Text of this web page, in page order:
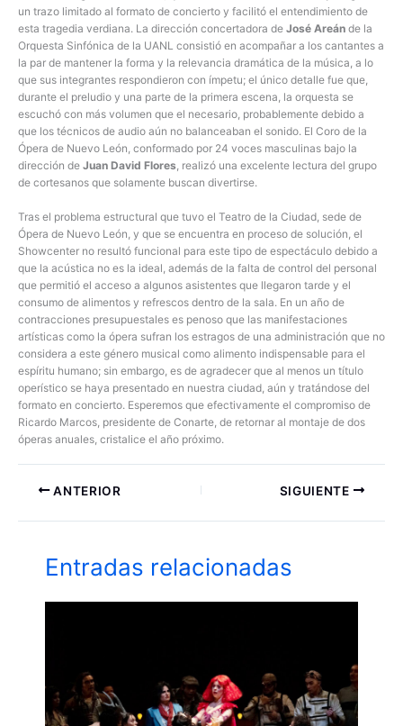
un trazo limitado al formato de concierto y facilitó el entendimiento de
esta tragedia verdiana. La dirección concertadora de José Areán de la
Orquesta Sinfónica de la UANL consistió en acompañar a los cantantes a
la par de mantener la forma y la relevancia dramática de la música, a lo
que sus integrantes respondieron con ímpetu; el único detalle fue que,
durante el preludio y una parte de la primera escena, la orquesta se
escuchó con más volumen que el necesario, probablemente debido a
que los técnicos de audio aún no balanceaban el sonido. El Coro de la
Ópera de Nuevo León, conformado por 24 voces masculinas bajo la
dirección de Juan David Flores , realizó una excelente lectura del grupo
de cortesanos que solamente buscan divertirse.
Tras el problema estructural que tuvo el Teatro de la Ciudad, sede de
Ópera de Nuevo León, y que se encuentra en proceso de solución, el
Showcenter no resultó funcional para este tipo de espectáculo debido a
que la acústica no es la ideal, además de la falta de control del personal
que permitió el acceso a algunos asistentes que llegaron tarde y el
consumo de alimentos y refrescos dentro de la sala. En un año de
contracciones presupuestales es penoso que las manifestaciones
artísticas como la ópera sufran los estragos de una administración que no
considera a este género musical como alimento indispensable para el
espíritu humano; sin embargo, es de agradecer que al menos un título
operístico se haya presentado en nuestra ciudad, aún y tratándose del
formato en concierto. Esperemos que efectivamente el compromiso de
Ricardo Marcos, presidente de Conarte, de retornar al montaje de dos
óperas anuales, cristalice el año próximo.
ANTERIOR SIGUIENTE
Entradas relacionadas